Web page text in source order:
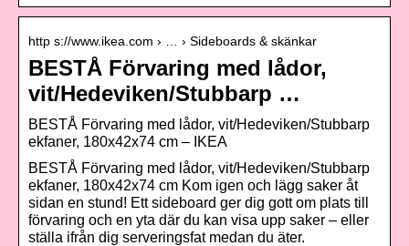
http s://www.ikea.com › … › Sideboards & skänkar
BESTÅ Förvaring med lådor,
vit/Hedeviken/Stubbarp …
BESTÅ Förvaring med lådor, vit/Hedeviken/Stubbarp
ekfaner, 180x42x74 cm – IKEA
BESTÅ Förvaring med lådor, vit/Hedeviken/Stubbarp
ekfaner, 180x42x74 cm Kom igen och lägg saker åt
sidan en stund! Ett sideboard ger dig gott om plats till
förvaring och en yta där du kan visa upp saker – eller
ställa ifrån dig serveringsfat medan du äter.